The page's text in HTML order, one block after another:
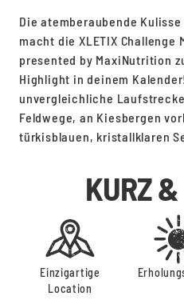
Die atemberaubende
macht die XLETIX Challenge
presented by MaxiNutrition
Highlight in deinem
unvergleichliche
Feldwege, an Kiesbergen
türkisblauen, kristallklaren
KURZ
Einzigartige
Location